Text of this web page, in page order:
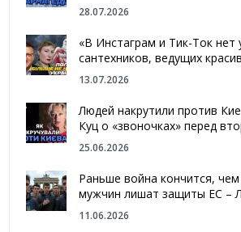
28.07.2026
«В Инстаграм и Тик-Ток нет
сантехников, ведущих
13.07.2026
Людей накрутили против
Куц о «звоночках» перед
25.06.2026
Раньше война кончится, чем
мужчин лишат защиты ЕС –
11.06.2026